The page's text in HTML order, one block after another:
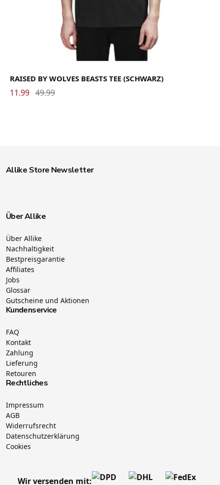
RAISED BY WOLVES BEASTS TEE (SCHWARZ)
11.99 49.99
Allike Store Newsletter
Über Allike
Über Allike
Nachhaltigkeit
Bestpreisgarantie
Affiliates
Jobs
Glossar
Gutscheine und Aktionen
Kundenservice
FAQ
Kontakt
Zahlung
Lieferung
Retouren
Rechtliches
Impressum
AGB
Widerrufsrecht
Datenschutzerklärung
Cookies
Wir versenden mit: